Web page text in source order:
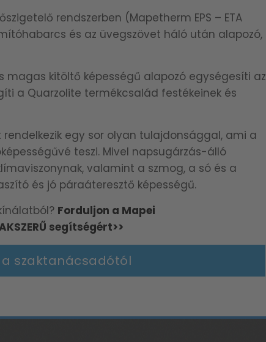
rendszerben (Mapetherm EPS – ETA
és az üvegszövet háló után alapozó,
magas kitöltő képességű alapozó egységesíti az
a Quarzolite termékcsalád festékeinek és
egy sor olyan tulajdonsággal, ami a
teszi. Mivel napsugárzás-álló
valamint a szmog, a só és a
és jó páraáteresztő képességű.
Forduljon a Mapei
segítségért>>
a szaktanácsadótól